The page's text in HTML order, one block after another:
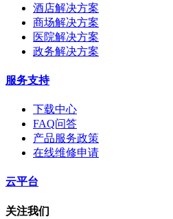
酒店解决方案
商场解决方案
医院解决方案
政务解决方案
服务支持
下载中心
FAQ问答
产品服务政策
在线维修申请
云平台
关注我们